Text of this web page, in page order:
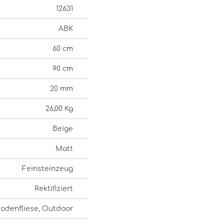
12631
ABK
60 cm
90 cm
20 mm
26,00 Kg
Beige
Matt
Feinsteinzeug
Rektifiziert
Outdoor